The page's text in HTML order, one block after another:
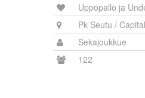
Uppopallo ja
Pk Seutu /
Sekajoukkue
122